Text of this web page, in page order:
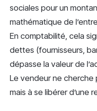
sociales pour un
mathématique de
En comptabilité, cela
dettes (fournisseurs,
dépasse la valeur de
Le vendeur ne cherche
mais à se libérer d’une